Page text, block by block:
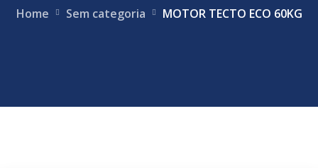
Home Sem categoria MOTOR TECTO ECO 60KG